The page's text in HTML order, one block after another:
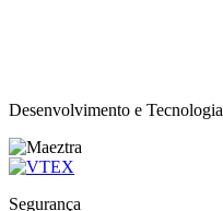
Desenvolvimento e Tecnologia
Segurança